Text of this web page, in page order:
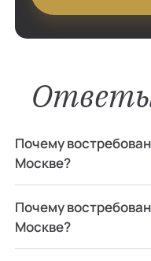
Почему
Москве?
Почему
Москве?